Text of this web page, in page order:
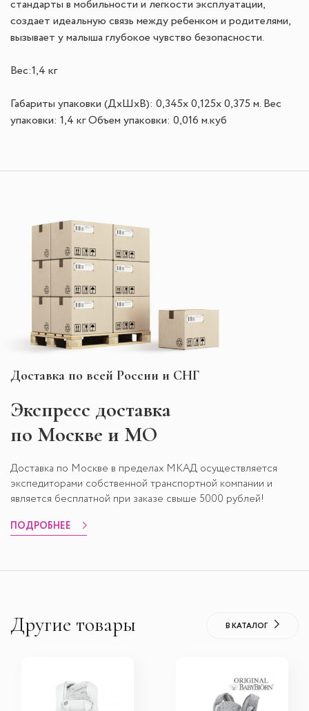
стандарты в мобильности и легкости эксплуатации,
создает идеальную связь между ребенком и родителями,
вызывает у малыша глубокое чувство безопасности.
Вес:1,4 кг
Габариты упаковки (ДхШхВ): 0,345х 0,125х 0,375 м. Вес
упаковки: 1,4 кг Объем упаковки: 0,016 м.куб
Доставка по всей России и СНГ
Экспресс доставка
по Москве и МО
Доставка по Москве в пределах МКАД осуществляется
экспедиторами собственной транспортной компании и
является бесплатной при заказе свыше 5000 рублей!
ПОДРОБНЕЕ
Другие товары В КАТАЛОГ